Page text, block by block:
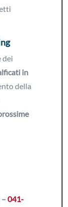
dei
in
della
–041-